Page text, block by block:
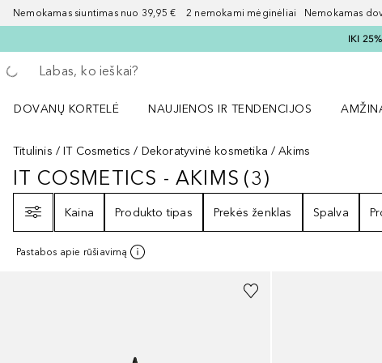
Nemokamas siuntimas nuo 39,95 € 2 nemokami mėginėliai Nemokamas
IKI
Grįžk atgal
Vykdykite paiešką
DOVANŲ KORTELĖ
NAUJIENOS IR TENDENCIJOS
Titulinis
IT Cosmetics Dekoratyvinė kosmetika Akims
IT COSMETICS - AKIMS3
IT COSMETICS - AKIMS (3)
Kaina
Produkto tipas Prekės ženklas Spalva
Pastabos apie rūšiavimą